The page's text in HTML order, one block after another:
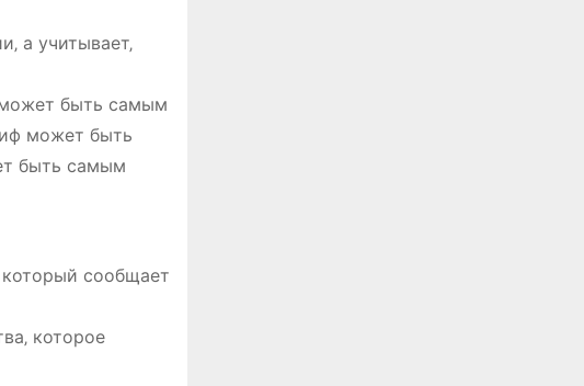
а учитывает‚
может быть самым
может быть
быть самым
который сообщает
которое